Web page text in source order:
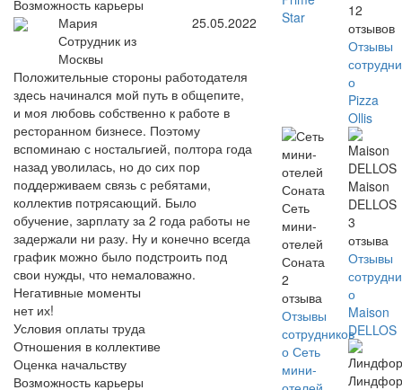
Возможность карьеры
Мария
Сотрудник из
Москвы
25.05.2022
Положительные стороны работодателя
здесь начинался мой путь в общепите,
и моя любовь собственно к работе в
ресторанном бизнесе. Поэтому
вспоминаю с ностальгией, полтора года
назад уволилась, но до сих пор
поддерживаем связь с ребятами,
коллектив потрясающий. Было
обучение, зарплату за 2 года работы не
задержали ни разу. Ну и конечно всегда
график можно было подстроить под
свои нужды, что немаловажно.
Негативные моменты
нет их!
Условия оплаты труда
Отношения в коллективе
Оценка начальству
Возможность карьеры
Star
12
отзывов
Отзывы
о
Pizza
Ollis
Сеть
мини-
отелей
Соната
2
отзыва
Отзывы
сотрудников
о Сеть
мини-
Maison
DELLOS
3
отзыва
Отзывы
о
Maison
DELLOS